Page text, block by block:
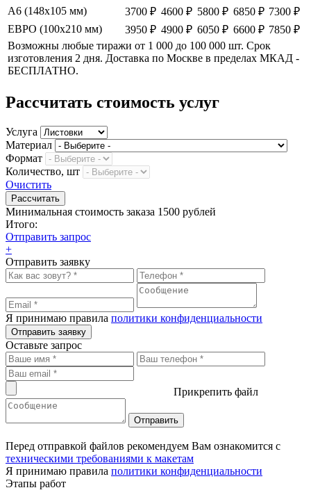
А6 (148х105 мм)
3700 ₽ 4600 ₽ 5800 ₽ 6850 ₽ 7300 ₽
ЕВРО (100х210 мм)
3950 ₽ 4900 ₽ 6050 ₽ 6600 ₽ 7850 ₽
Возможны любые тиражи от 1 000 до 100 000 шт. Срок
изготовления 2 дня. Доставка по Москве в пределах МКАД -
БЕСПЛАТНО.
Рассчитать стоимость услуг
Услуга
Материал
Формат
Количество, шт
Очистить
Минимальная стоимость заказа 1500 рублей
Итого:
Отправить запрос
+
Отправить заявку
Я принимаю правила политики конфиденциальности
Отправить заявку
Оставьте запрос
Прикрепить файл
Перед отправкой файлов рекомендуем Вам ознакомится с
техническими требованиями к макетам
Я принимаю правила политики конфиденциальности
Этапы работ